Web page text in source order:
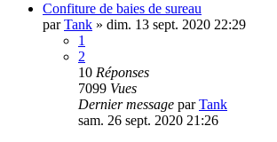
Confiture de baies de sureau
parTank » dim. 13 sept. 2020 22:29
1
2
10 Réponses
7099 Vues
Dernier message parTank
sam. 26 sept. 2020 21:26